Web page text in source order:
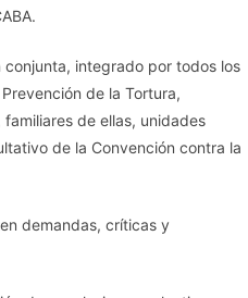
integrado por todos los
de la Tortura,
de ellas, unidades
de la Convención contra la
demandas, críticas y